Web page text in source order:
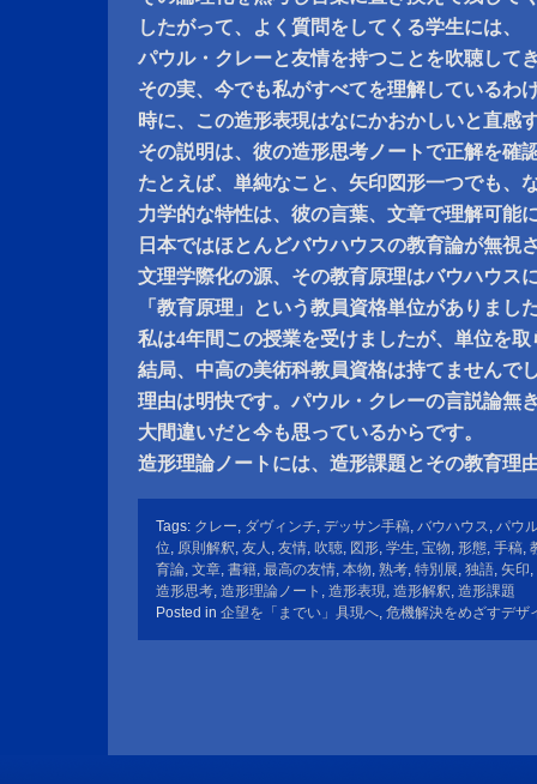
したがって、よく質問をしてくる学生には、
パウル・クレーと友情を持つことを吹聴して
その実、今でも私がすべてを理解しているわ
時に、この造形表現はなにかおかしいと直感
その説明は、彼の造形思考ノートで正解を確
たとえば、単純なこと、矢印図形一つでも、
力学的な特性は、彼の言葉、文章で理解可能
日本ではほとんどバウハウスの教育論が無視
文理学際化の源、その教育原理はバウハウス
「教育原理」という教員資格単位がありまし
私は4年間この授業を受けましたが、単位を取
結局、中高の美術科教員資格は持てませんで
理由は明快です。パウル・クレーの言説論無
大間違いだと今も思っているからです。
造形理論ノートには、造形課題とその教育理
Tags: クレー, ダヴィンチ, デッサン手稿, バウハウス, パウ
位, 原則解釈, 友人 , 友情, 吹聴, 図形, 学生, 宝物, 形態, 手稿,
育論, 文章, 書籍, 最高の友情, 本物, 熟考, 特別展, 独語, 矢印,
造形思考, 造形理論ノート , 造形表現, 造形解釈, 造形課題
Posted in 企望を「までい」具現へ, 危機解決をめざすデザ